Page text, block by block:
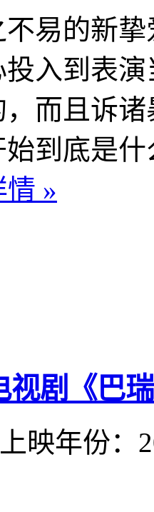
的新挚
入到表
而且诉
到底是
»
视剧《巴
上映年份：